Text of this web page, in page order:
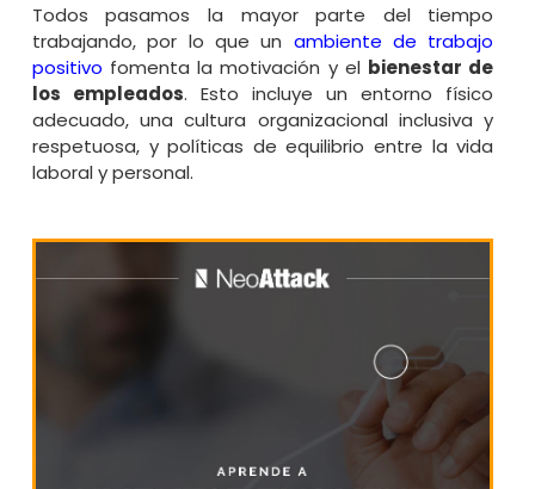
Todos pasamos la mayor parte del tiempo
trabajando, por lo que un ambiente de trabajo
positivo fomenta la motivación y el bienestar de
los empleados. Esto incluye un entorno físico
adecuado, una cultura organizacional inclusiva y
respetuosa, y políticas de equilibrio entre la vida
laboral y personal.